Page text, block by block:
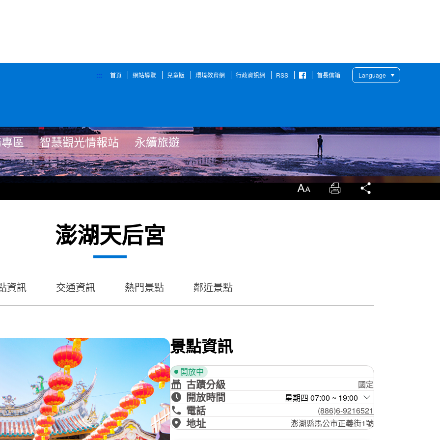
::: 首頁 網站導覽 兒童版 環境教育網 行政資訊網 RSS
臉
絲
首長信箱 Language
區 智慧觀光情報站 永續旅遊
放大 列印
澎湖天后宮
資訊 交通資訊 熱門景點 鄰近景點
景點資訊
開放中
古蹟分級 國定
開放時間 星期四 07:00 ~ 19:00
電話 (886)6-9216521
地址 澎湖縣馬公市正義街1號